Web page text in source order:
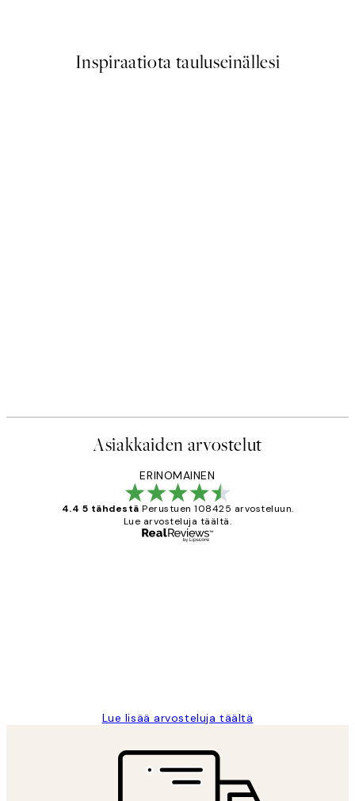
Inspiraatiota tauluseinällesi
Asiakkaiden arvostelut
ERINOMAINEN
4.4 5 tähdestä Perustuen 108425 arvosteluun.
Lue arvosteluja täältä.
Lue lisää arvosteluja täältä